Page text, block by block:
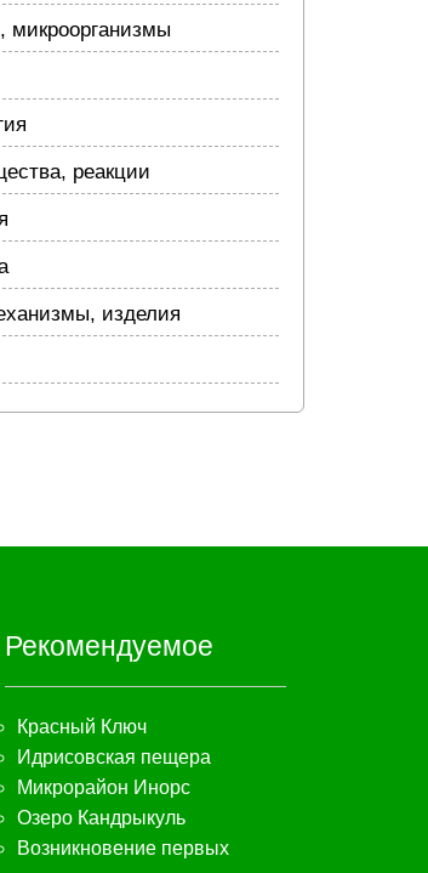
микроорганизмы
реакции
изделия
Рекомендуемое
Красный Ключ
Идрисовская пещера
Микрорайон Инорс
Озеро Кандрыкуль
Возникновение первых